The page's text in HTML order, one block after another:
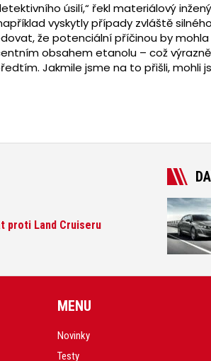
úsilí,“ řekl materiálový
vyskytly případy zvláště silného
že potenciální příčinou by
obsahem etanolu – což výrazně
Jakmile jsme na to přišli, mohli
proti Land Cruiseru
MENU
Novinky
Testy